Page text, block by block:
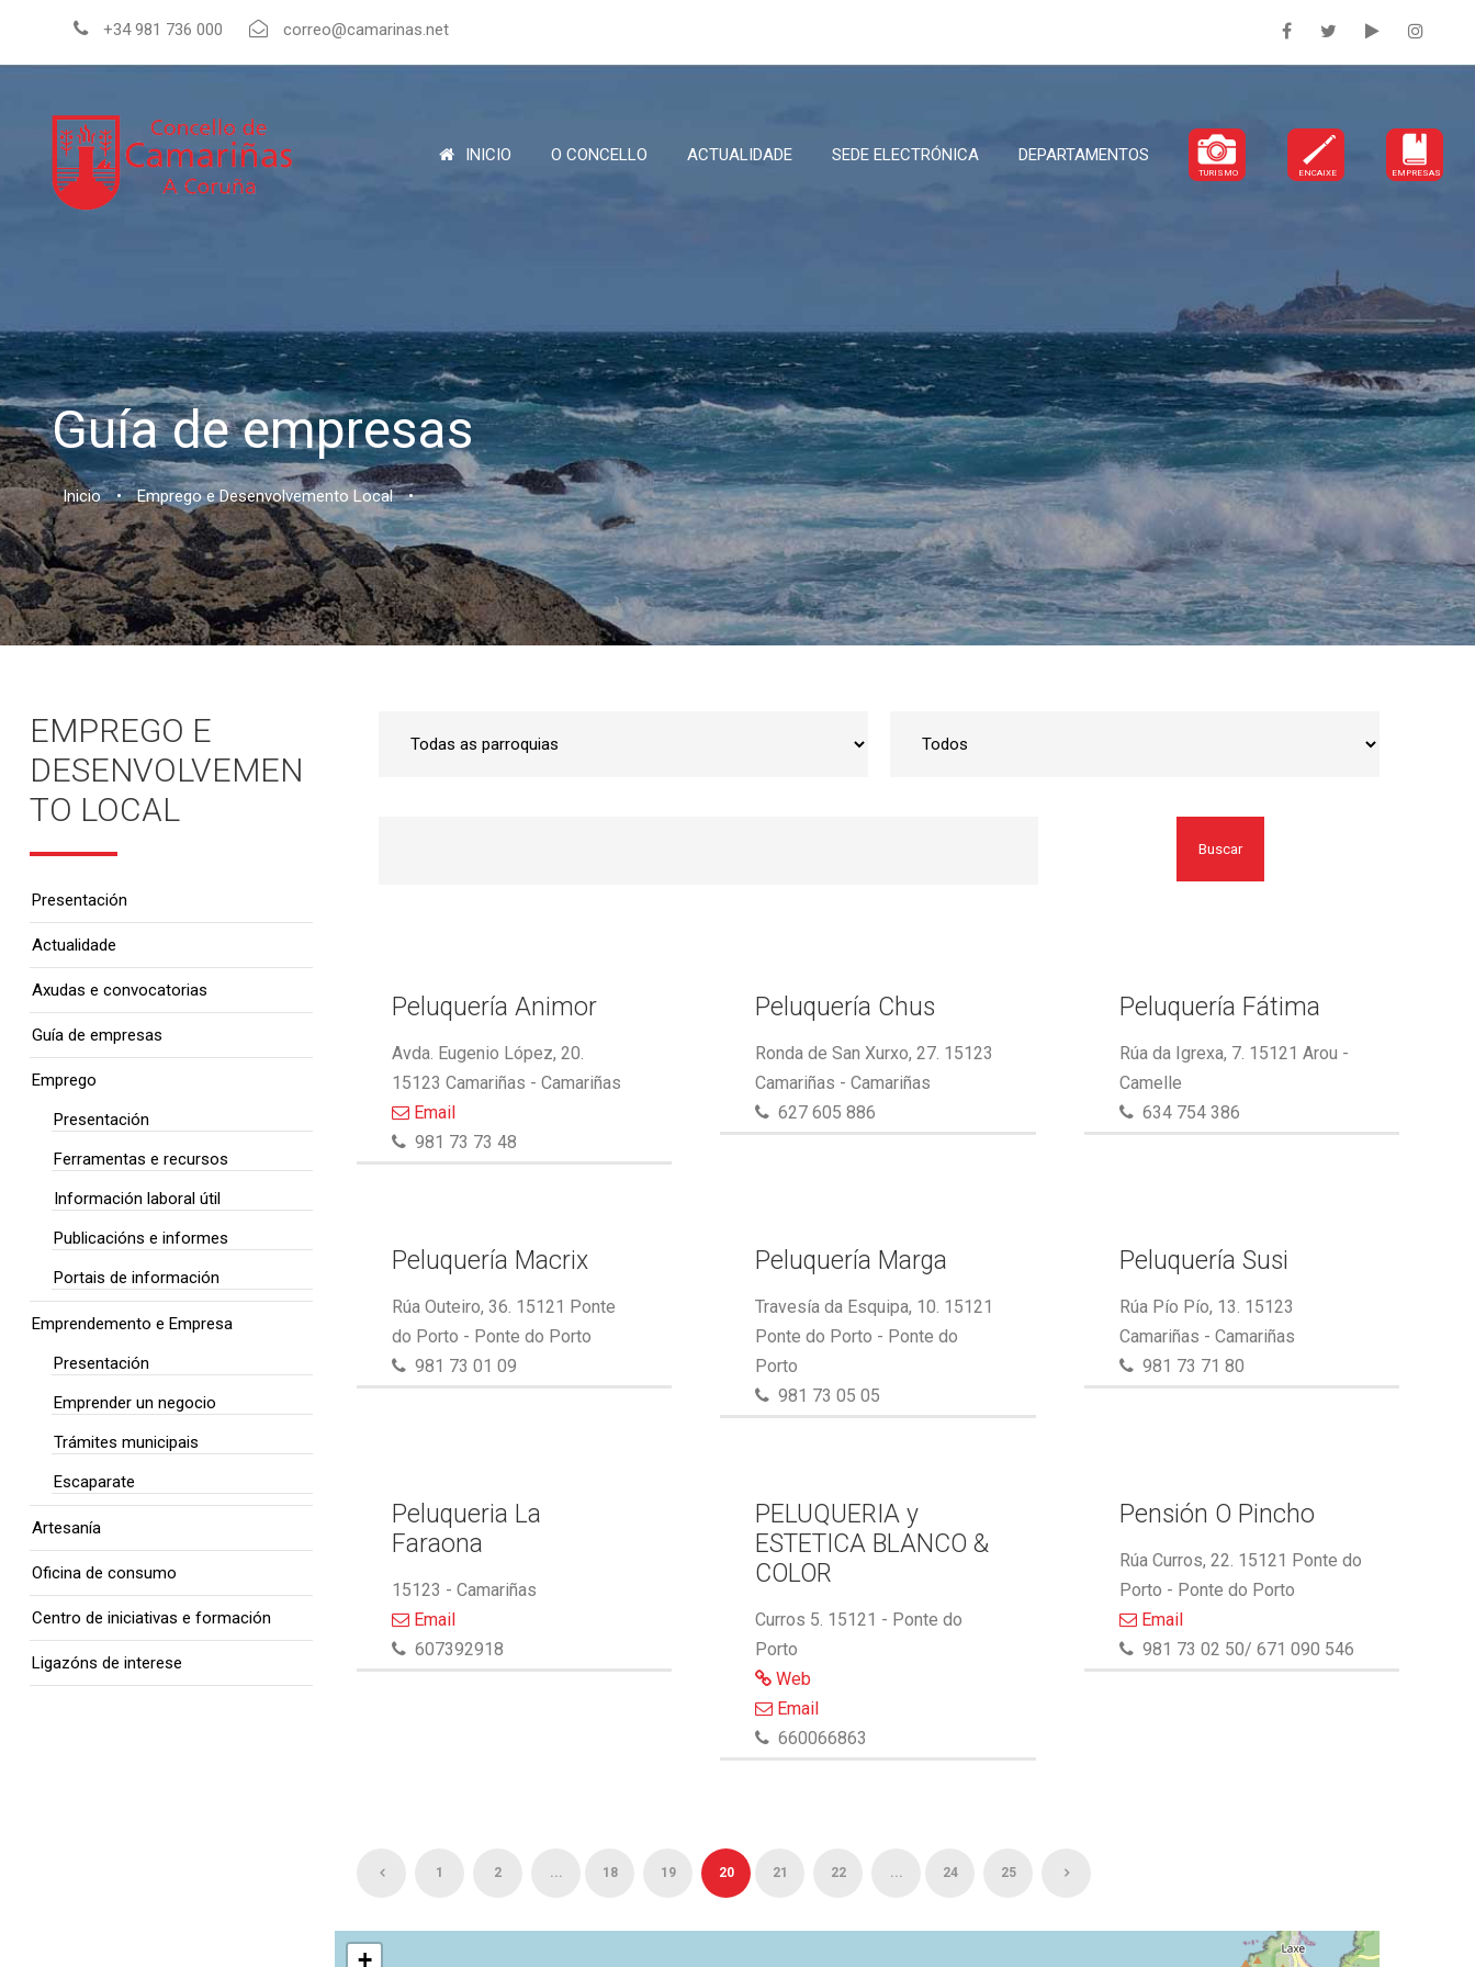
+34 981 736 000 correo@camarinas.net
INICIO O CONCELLO ACTUALIDADE SEDE ELECTRÓNICA DEPARTAMENTOS
TURISMO ENCAIXE EMPRESAS
Guía de empresas
Inicio • Emprego e Desenvolvemento Local •
Buscar
Peluquería Animor
Avda. Eugenio López, 20.
15123 Camariñas - Camariñas
Email
981 73 73 48
Peluquería Chus
Ronda de San Xurxo, 27. 15123
Camariñas - Camariñas
627 605 886
Peluquería Fátima
Rúa da Igrexa, 7. 15121 Arou -
Camelle
634 754 386
Peluquería Macrix
Rúa Outeiro, 36. 15121 Ponte
do Porto - Ponte do Porto
981 73 01 09
Peluquería Marga
Travesía da Esquipa, 10. 15121
Ponte do Porto - Ponte do
Porto
981 73 05 05
Peluquería Susi
Rúa Pío Pío, 13. 15123
Camariñas - Camariñas
981 73 71 80
Peluqueria La
Faraona
15123 - Camariñas
Email
607392918
PELUQUERIA y
ESTETICA BLANCO &
COLOR
Curros 5. 15121 - Ponte do
Porto
Web
Email
660066863
Pensión O Pincho
Rúa Curros, 22. 15121 Ponte do
Porto - Ponte do Porto
Email
981 73 02 50/ 671 090 546
1 2 ... 18 19 20 21 22 ... 24 25
+
EMPREGO E
DESENVOLVEMEN
TO LOCAL
Presentación
Actualidade
Axudas e convocatorias
Guía de empresas
Emprego
Presentación
Ferramentas e recursos
Información laboral útil
Publicacións e informes
Portais de información
Emprendemento e Empresa
Presentación
Emprender un negocio
Trámites municipais
Escaparate
Artesanía
Oficina de consumo
Centro de iniciativas e formación
Ligazóns de interese